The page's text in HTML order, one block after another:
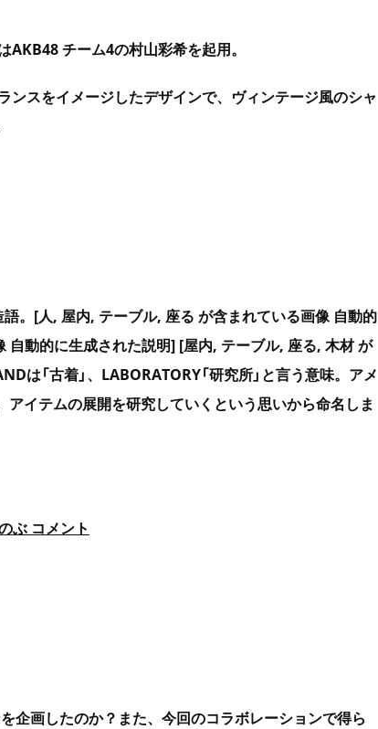
チーム4の村山彩希を起用。
スをイメージしたデザインで、ヴィンテージ風のシャ
。[人, 屋内, テーブル, 座る が含まれている画像 自動的
動的に生成された説明] [屋内, テーブル, 座る, 木材 が
「古着」、LABORATORY「研究所」と言う意味。アメ
イテムの展開を研究していくという思いから命名しま
ぶ コメント
企画したのか？また、今回のコラボレーションで得ら